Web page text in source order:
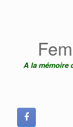
A la mémoire